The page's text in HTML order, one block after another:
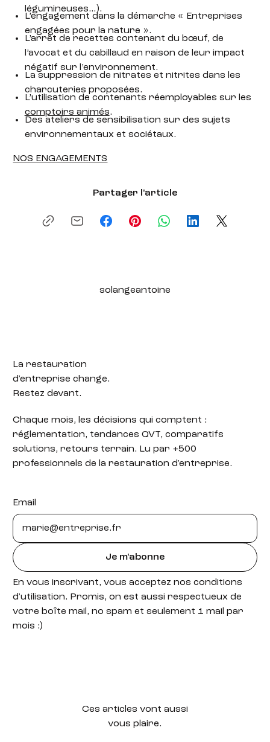
légumineuses…).
L’engagement dans la démarche « Entreprises
engagées pour la nature ».
L’arrêt de recettes contenant du bœuf, de
l’avocat et du cabillaud en raison de leur impact
négatif sur l’environnement.
La suppression de nitrates et nitrites dans les
charcuteries proposées.
L’utilisation de contenants réemployables sur les
comptoirs animés.
Des ateliers de sensibilisation sur des sujets
environnementaux et sociétaux.
NOS ENGAGEMENTS
Partager l'article
solangeantoine
La restauration
d'entreprise change.
Restez devant.
Chaque mois, les décisions qui comptent :
réglementation, tendances QVT, comparatifs
solutions, retours terrain. Lu par +500
professionnels de la restauration d'entreprise.
Email
Je m'abonne
En vous inscrivant, vous acceptez nos conditions
d'utilisation. Promis, on est aussi respectueux de
votre boîte mail, no spam et seulement 1 mail par
mois :)
Ces articles vont aussi
vous plaire.